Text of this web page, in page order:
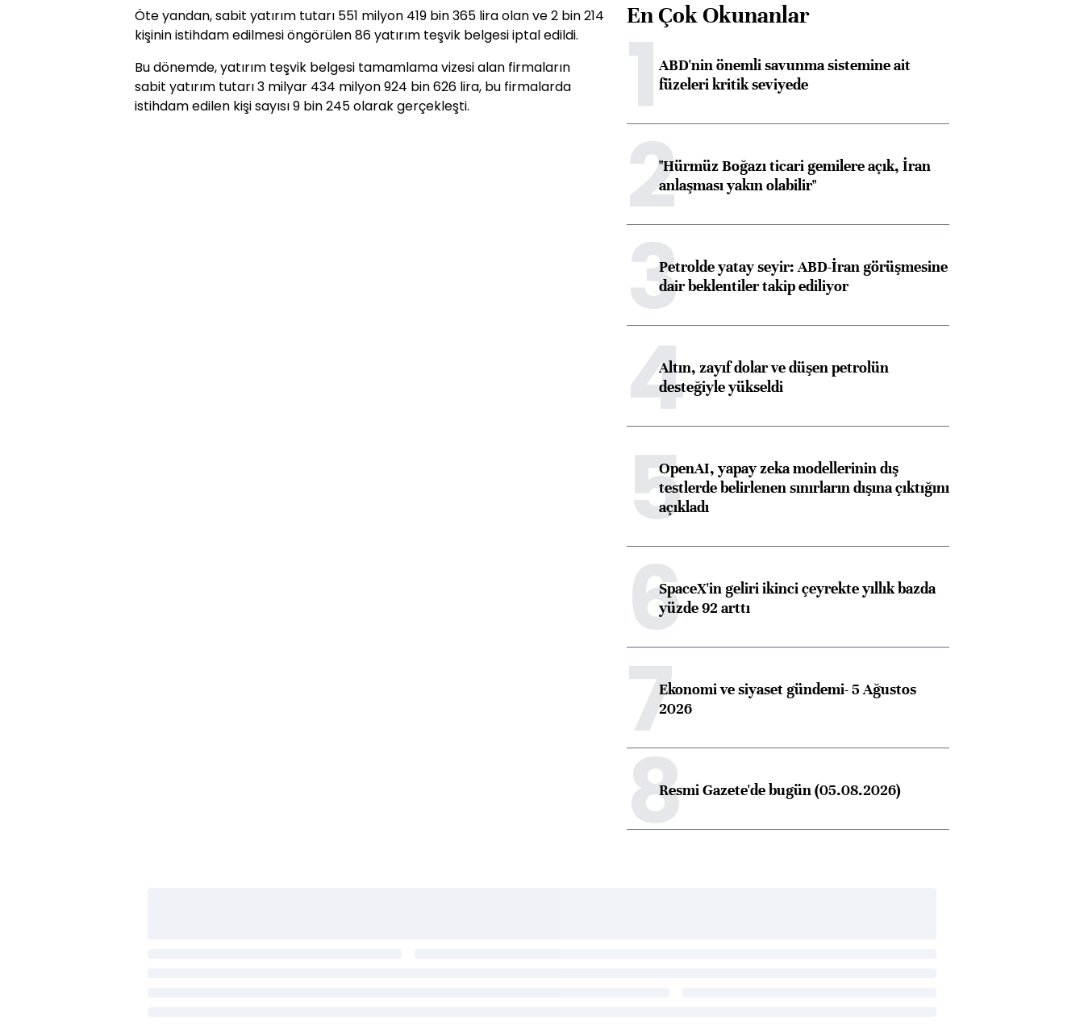
Öte yandan, sabit yatırım tutarı 551 milyon 419 bin 365 lira olan ve 2 bin 214
kişinin istihdam edilmesi öngörülen 86 yatırım teşvik belgesi iptal edildi.
Bu dönemde, yatırım teşvik belgesi tamamlama vizesi alan firmaların
sabit yatırım tutarı 3 milyar 434 milyon 924 bin 626 lira, bu firmalarda
istihdam edilen kişi sayısı 9 bin 245 olarak gerçekleşti.
En Çok Okunanlar
1ABD'nin önemli savunma sistemine ait
füzeleri kritik seviyede
2"Hürmüz Boğazı ticari gemilere açık, İran
anlaşması yakın olabilir"
3Petrolde yatay seyir: ABD-İran görüşmesine
dair beklentiler takip ediliyor
4Altın, zayıf dolar ve düşen petrolün
desteğiyle yükseldi
5OpenAI, yapay zeka modellerinin dış
testlerde belirlenen sınırların dışına çıktığını
açıkladı
6SpaceX'in geliri ikinci çeyrekte yıllık bazda
yüzde 92 arttı
7Ekonomi ve siyaset gündemi- 5 Ağustos
2026
8Resmi Gazete'de bugün (05.08.2026)